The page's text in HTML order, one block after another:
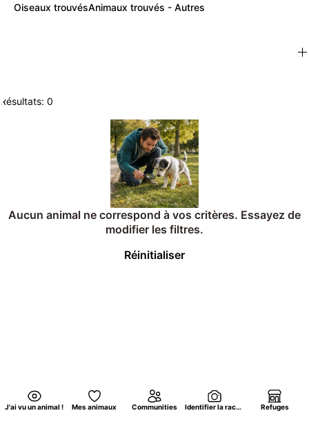
Oiseaux trouvésAnimaux trouvés - Autres
Résultats: 0
Aucun animal ne correspond à vos critères. Essayez de
modifier les filtres.
Réinitialiser
J'ai vu un animal ! Mes animaux Communities Identifier la race d'un chat par photo Refuges